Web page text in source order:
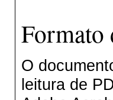
Formato
O
leitura de